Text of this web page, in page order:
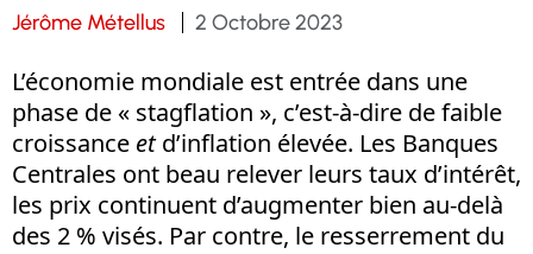
Jérôme Métellus 2 Octobre 2023
L’économie mondiale est entrée dans une
phase de « stagflation », c’est-à-dire de faible
croissance etd’inflation élevée. Les Banques
Centrales ont beau relever leurs taux d’intérêt,
les prix continuent d’augmenter bien au-delà
des 2 % visés. Par contre, le resserrement du